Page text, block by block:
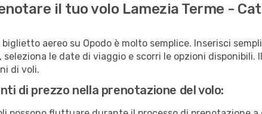
il tuo volo Lamezia Terme -
aereo su Opodo è molto semplice. Inserisci
seleziona le date di viaggio e scorri le opzioni
di voli.
di prezzo nella prenotazione del volo: